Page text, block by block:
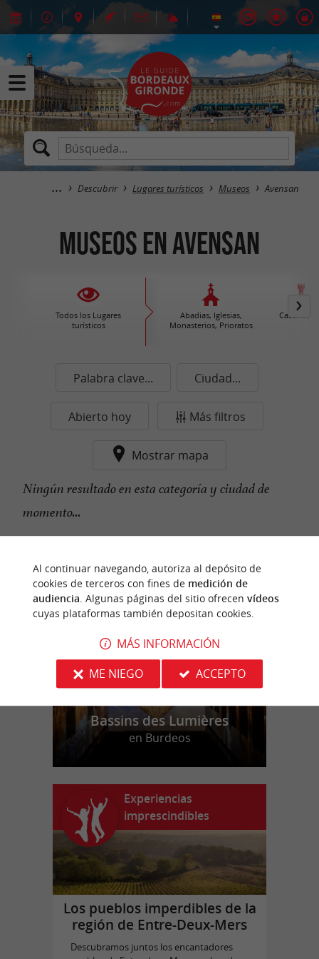
Descubrir Lugares turísticos Museos Avensan
Museos en Avensan
Todos los Lugares
turísticos
Abadias, Iglesias,
Monasterios, Prioratos
Castillos /
Palabra clave... Ciudad...
Abierto hoy Más filtros
Mostrar mapa
Ningún resultado en esta categoría y ciudad de
momento...
n
u
e
s
t
r
o
f
a
v
o
r
i
t
o
Bassins des Lumières
en Burdeos
Experiencias
imprescindibles
Los pueblos imperdibles de la
región de Entre-Deux-Mers
Descubramos juntos los encantadores
Al continuar navegando, autoriza al depósito de
cookies de terceros con fines de medición de
audiencia. Algunas páginas del sitio ofrecen vídeos
cuyas plataformas también depositan cookies.
MÁS INFORMACIÓN
ME NIEGO
ACCEPTO